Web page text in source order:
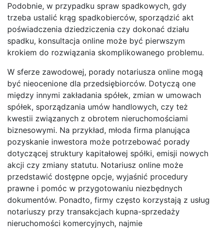
Podobnie, w przypadku spraw spadkowych, gdy
trzeba ustalić krąg spadkobierców, sporządzić akt
poświadczenia dziedziczenia czy dokonać działu
spadku, konsultacja online może być pierwszym
krokiem do rozwiązania skomplikowanego problemu.
W sferze zawodowej, porady notariusza online mogą
być nieocenione dla przedsiębiorców. Dotyczą one
między innymi zakładania spółek, zmian w umowach
spółek, sporządzania umów handlowych, czy też
kwestii związanych z obrotem nieruchomościami
biznesowymi. Na przykład, młoda firma planująca
pozyskanie inwestora może potrzebować porady
dotyczącej struktury kapitałowej spółki, emisji nowych
akcji czy zmiany statutu. Notariusz online może
przedstawić dostępne opcje, wyjaśnić procedury
prawne i pomóc w przygotowaniu niezbędnych
dokumentów. Ponadto, firmy często korzystają z usług
notariuszy przy transakcjach kupna-sprzedaży
nieruchomości komercyjnych, najmie